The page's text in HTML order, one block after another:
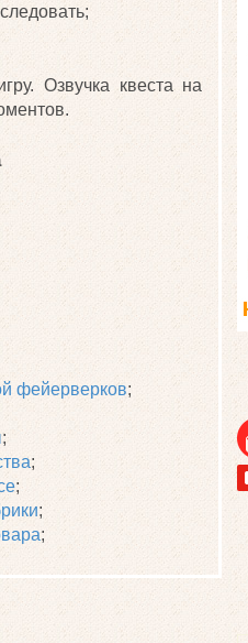
Озвучка квеста на
фейерверков;
;
;
;
;
;